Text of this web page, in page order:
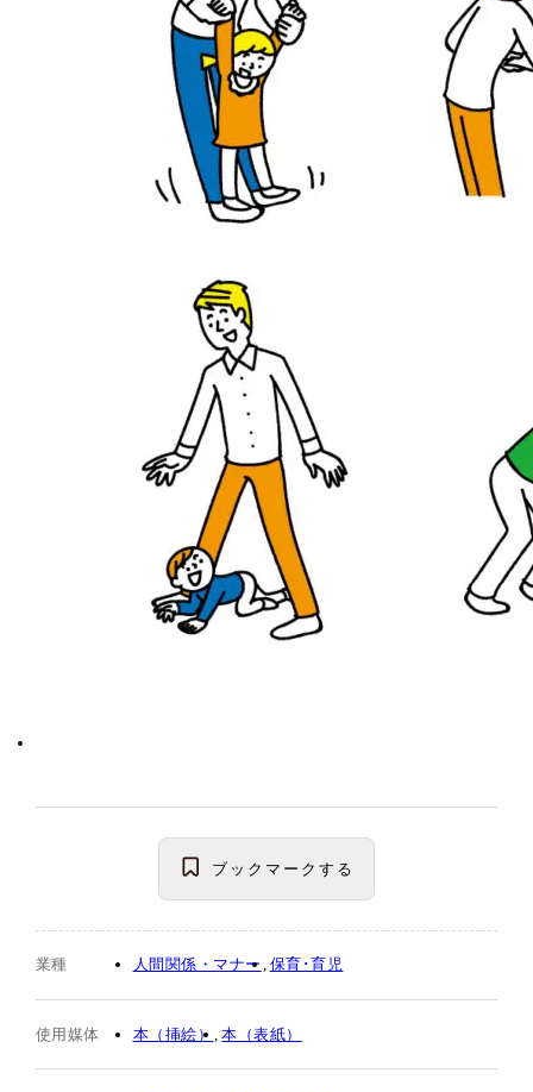
ブックマーク する
業種 人間関係・マナー 保育･育児
使用媒体 本（挿絵） 本（表紙）